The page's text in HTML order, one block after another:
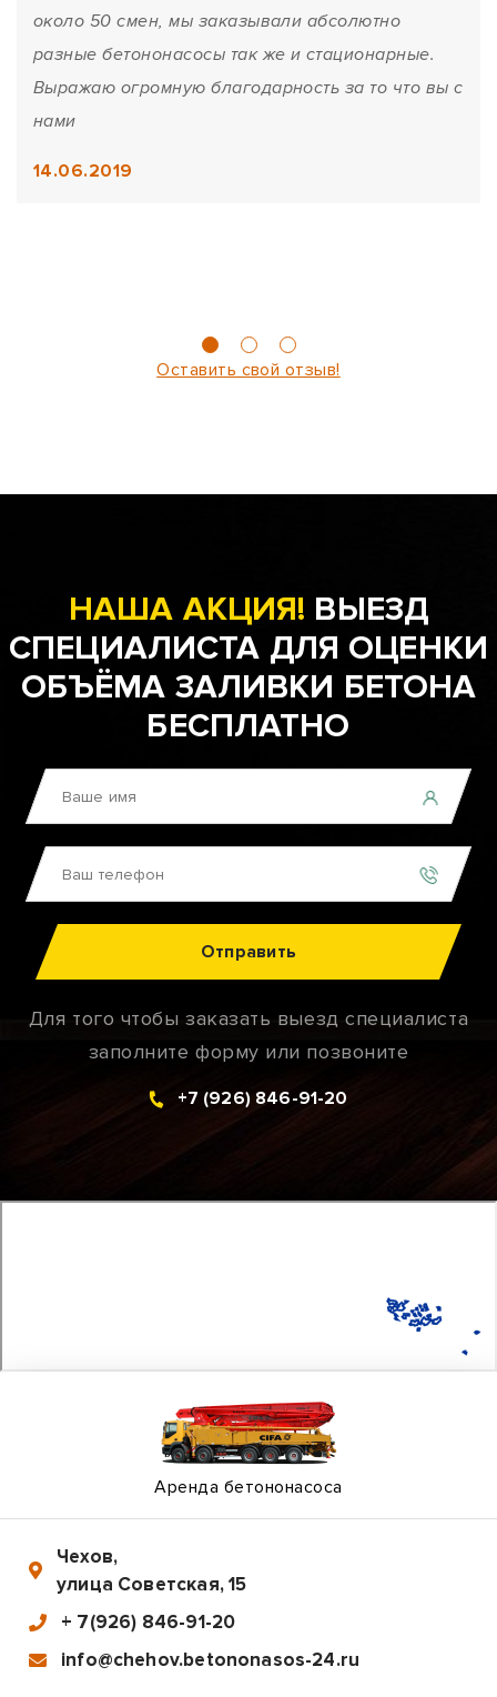
около 50 смен, мы заказывали абсолютно
разные бетононасосы так же и стационарные.
Выражаю огромную благодарность за то что вы с
нами
14.06.2019
Оставить свой отзыв!
НАША АКЦИЯ! ВЫЕЗД
СПЕЦИАЛИСТА ДЛЯ ОЦЕНКИ
ОБЪЁМА ЗАЛИВКИ БЕТОНА
БЕСПЛАТНО
Отправить
Для того чтобы заказать выезд специалиста
заполните форму или позвоните
+7 (926) 846-91-20
Аренда бетононасоса
Чехов,
улица Советская, 15
+ 7(926) 846-91-20
info@chehov.betononasos-24.ru